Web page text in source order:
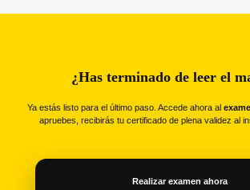
¿Has terminado de leer el
Ya estás listo para el último paso. Accede ahora al
apruebes, recibirás tu certificado de plena validez al
Realizar examen ahora